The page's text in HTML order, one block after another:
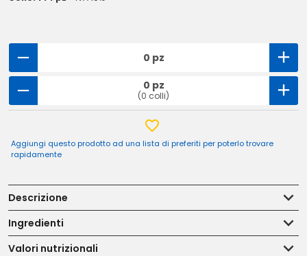
0 pz
0 pz
(0 colli)
Aggiungi questo prodotto ad una lista di preferiti per poterlo trovare
rapidamente
Descrizione
Ingredienti
Valori nutrizionali